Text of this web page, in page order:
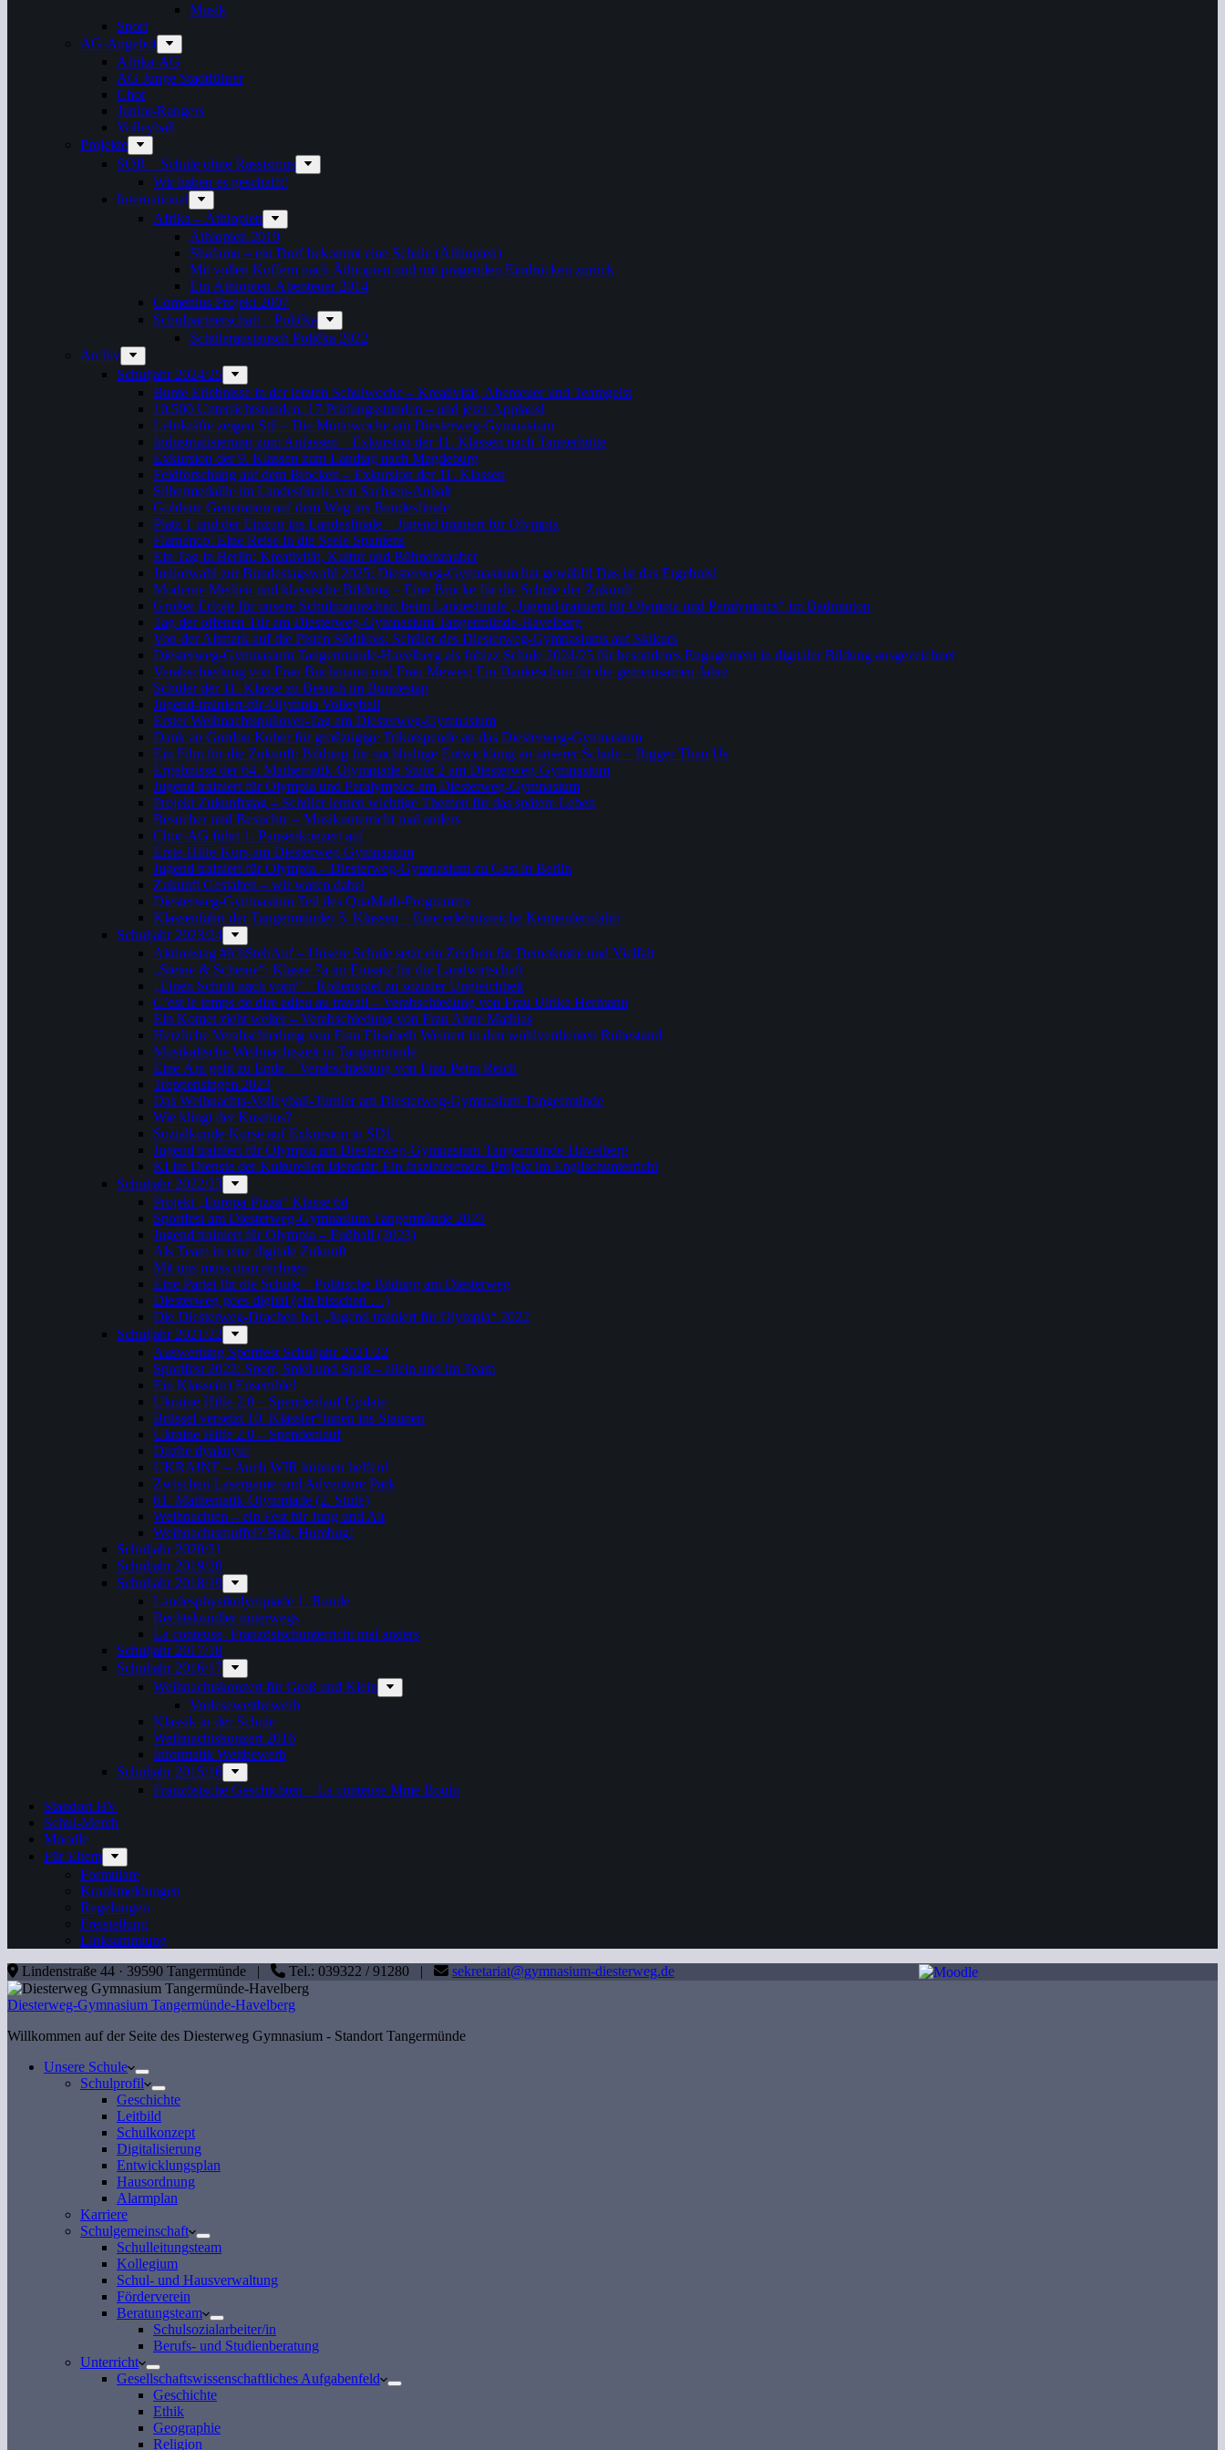
Musik
Sport
AG-Angebot
Afrika-AG
AG Junge Stadtführer
Chor
Junior-Rangers
Volleyball
Projekte
SOR – Schule ohne Rassismus
Wir haben es geschafft!
International
Afrika – Äthiopien
Äthiopien 2019
Shafamu – ein Dorf bekommt eine Schule (Äthiopien)
Mit vollen Koffern nach Äthiopien und mit prägenden Eindrücken zurück
Ein Äthiopien-Abenteuer 2014
Comenius Projekt 2007
Schulpartnerschaft – Polička
Schüleraustausch Polička 2022
Archiv
Schuljahr 2024/25
Bunte Erlebnisse in der letzten Schulwoche – Kreativität, Abenteuer und Teamgeist
10.500 Unterrichtstunden, 17 Prüfungsstunden – und jetzt: Applaus!
Lehrkräfte zeigen Stil – Die Mottowoche am Diesterweg-Gymnasium
Industrialisierung zum Anfassen – Exkursion der 11. Klassen nach Tangerhütte
Exkursion der 9. Klassen zum Landtag nach Magdeburg
Feldforschung auf dem Brocken – Exkursion der 11. Klassen
Silbermedaille im Landesfinale von Sachsen-Anhalt
Goldene Generation auf dem Weg ins Bundesfinale
Platz 1 und der Einzug ins Landesfinale – Jugend trainiert für Olympia
Flamenco: Eine Reise in die Seele Spaniens
Ein Tag in Berlin: Kreativität, Kultur und Bühnenzauber
Juniorwahl zur Bundestagswahl 2025: Diesterweg-Gymnasium hat gewählt! Das ist das Ergebnis!
Moderne Medien und klassische Bildung – Eine Brücke für die Schule der Zukunft
Großer Erfolg für unsere Schulmannschaft beim Landesfinale „Jugend trainiert für Olympia und Paralympics“ im Badminton
Tag der offenen Tür am Diesterweg-Gymnasium Tangermünde-Havelberg
Von der Altmark auf die Pisten Südtirols: Schüler des Diesterweg-Gymnasiums auf Skikurs
Diesterweg-Gymnasium Tangermünde-Havelberg als fobizz Schule 2024/25 für besonderes Engagement in digitaler Bildung ausgezeichnet
Verabschiedung von Frau Buchmann und Frau Mewes: Ein Dankeschön für die gemeinsamen Jahre
Schüler der 11. Klasse zu Besuch im Bundestag
Jugend-trainiert-für-Olympia Volleyball
Erster Weihnachtspullover-Tag am Diesterweg-Gymnasium
Dank an Gordon Kober für großzügige Trikotspende an das Diesterweg-Gymnasium
Ein Film für die Zukunft: Bildung für nachhaltige Entwicklung an unserer Schule – Bigger Than Us
Ergebnisse der 64. Mathematik-Olympiade Stufe 2 am Diesterweg-Gymnasium
Jugend trainiert für Olympia und Paralympics am Diesterweg-Gymnasium
Projekt Zukunftstag – Schüler lernen wichtige Themen für das spätere Leben
Besucher und Besuchte – Musikunterricht mal anders
Chor-AG führt 1. Pausenkonzert auf
Erste-Hilfe-Kurs am Diesterweg-Gymnasium
Jugend trainiert für Olympia – Diesterweg-Gymnasium zu Gast in Berlin
Zukunft Gestalten – wir waren dabei
Diesterweg-Gymnasium Teil des QuaMath-Programms
Klassenfahrt der Tangermünder 5. Klassen – Eine erlebnisreiche Kennenlernfahrt
Schuljahr 2023/24
Aktionstag #IchStehAuf – Unsere Schule setzt ein Zeichen für Demokratie und Vielfalt
„Steine & Scheine“: Klasse 7a im Einsatz für die Landwirtschaft
„Einen Schritt nach vorn“ – Rollenspiel zu sozialer Ungleichheit
C’est le temps de dire adieu au travail – Verabschiedung von Frau Ulrike Hermann
Ein Komet zieht weiter – Verabschiedung von Frau Anne Mathias
Herzliche Verabschiedung von Frau Elisabeth Weinert in den wohlverdienten Ruhestand
Musikalische Weihnachtszeit in Tangermünde
Eine Ära geht zu Ende – Verabschiedung von Frau Petra Reich
Treppensingen 2023
Das Weihnachts-Volleyball-Turnier am Diesterweg-Gymnasium Tangermünde
Wie klingt der Kosmos?
Sozialkunde-Kurse auf Exkursion in SDL
Jugend trainiert für Olympia am Diesterweg-Gymnasium Tangermünde-Havelberg
KI im Dienste der Kulturellen Identität: Ein faszinierendes Projekt im Englischunterricht
Schuljahr 2022/23
Projekt „Europa-Pizza“ Klasse 6d
Sportfest am Diesterweg-Gymnasium Tangermünde 2023
Jugend trainiert für Olympia – Fußball (2023)
Als Team in eine digitale Zukunft
Mit uns muss man rechnen
Eine Partei für die Schule – Politische Bildung am Diesterweg
Diesterweg goes digital (ein bisschen …)
Die Diesterweg-Drachen bei „Jugend trainiert für Olympia“ 2022
Schuljahr 2021/22
Auswertung Sportfest Schuljahr 2021/22
Sportfest 2022: Sport, Spiel und Spaß – allein und im Team
Ein Klasse(n) Ensemble!
Ukraine Hilfe 2.0 – Spendenlauf Update
Brüssel versetzt 10. Klässler*innen ins Staunen
Ukraine Hilfe 2.0 – Spendenlauf
Duzhe dyakuyu!
UKRAINE – Auch WIR können helfen!
Zwischen Lasergame und Adventure Park
61. Mathematik-Olympiade (2. Stufe)
Weihnachten – ein Fest für Jung und Alt
Weihnachtsmuffel? Bah, Humbug!
Schuljahr 2020/21
Schuljahr 2019/20
Schuljahr 2018/19
Landesphysikolympiade 1. Runde
Rechtskundler unterwegs
La conteuse- Französischunterricht mal anders
Schuljahr 2017/18
Schuljahr 2016/17
Weihnachtskonzert für Groß und Klein
Vorlesewettbewerb
Klassik in der Schule
Weihnachtskonzert 2016
Informatik Wettbewerb
Schuljahr 2015/16
Französische Geschichten – La conteuse Mme Bouin
Standort HV
Schul-Merch
Moodle
Für Eltern
Formulare
Krankmeldungen
Regelungen
Freistellung
Linksammlung
Lindenstraße 44 · 39590 Tangermünde |
Tel.: 039322 / 91280 | sekretariat@gymnasium-diesterweg.de
Diesterweg-Gymnasium Tangermünde-Havelberg
Willkommen auf der Seite des Diesterweg Gymnasium - Standort Tangermünde
Unsere Schule
Schulprofil
Geschichte
Leitbild
Schulkonzept
Digitalisierung
Entwicklungsplan
Hausordnung
Alarmplan
Karriere
Schulgemeinschaft
Schulleitungsteam
Kollegium
Schul- und Hausverwaltung
Förderverein
Beratungsteam
Schulsozialarbeiter/in
Berufs- und Studienberatung
Unterricht
Gesellschaftswissenschaftliches Aufgabenfeld
Geschichte
Ethik
Geographie
Religion